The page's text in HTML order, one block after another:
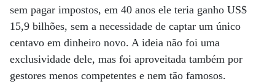
sem pagar impostos, em 40 anos ele teria ganho US$
15,9 bilhões, sem a necessidade de captar um único
centavo em dinheiro novo. A ideia não foi uma
exclusividade dele, mas foi aproveitada também por
gestores menos competentes e nem tão famosos.